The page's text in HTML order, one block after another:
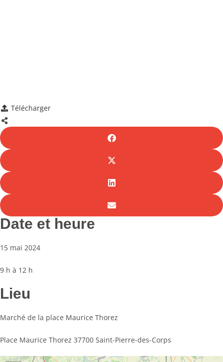
Télécharger
Date et heure
15 mai 2024
9 h à 12 h
Lieu
Marché de la place Maurice Thorez
Place Maurice Thorez 37700 Saint-Pierre-des-Corps